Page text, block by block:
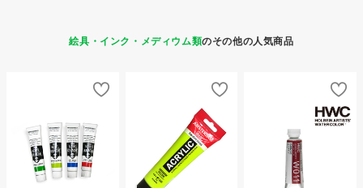
絵具・インク・メディウム類のその他の人気商品